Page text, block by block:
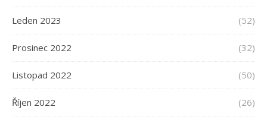
Leden 2023 (52)
Prosinec 2022 (32)
Listopad 2022 (50)
Říjen 2022 (26)